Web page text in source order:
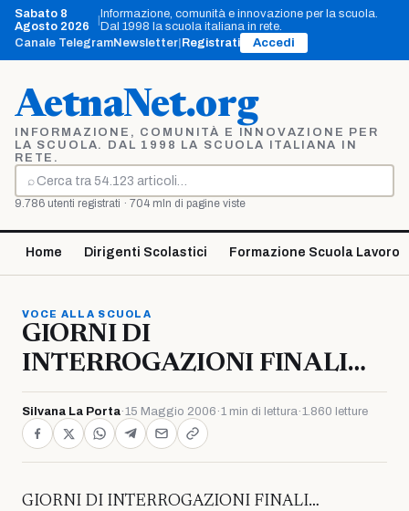
Vai
contenuto
Sabato 8
Agosto 2026
Informazione, comunità e innovazione per la scuola.
Dal 1998 la scuola italiana in rete.
Canale TelegramNewsletter Registrati Accedi
AetnaNet.org
INFORMAZIONE, COMUNITÀ E INNOVAZIONE PER
LA SCUOLA. DAL 1998 LA SCUOLA ITALIANA IN
RETE.
⌕
Cerca
9.786 utenti registrati · 704 mln di pagine viste
Home Dirigenti Scolastici Formazione Scuola Lavoro
VOCE ALLA SCUOLA
GIORNI DI
INTERROGAZIONI FINALI…
Silvana La Porta·15 Maggio 2006 ·1 min di lettura·1.860 letture
GIORNI DI INTERROGAZIONI FINALI…